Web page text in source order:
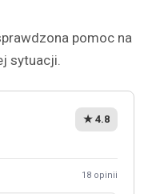
pomoc na
sytuacji.
★ 4.8
18 opinii